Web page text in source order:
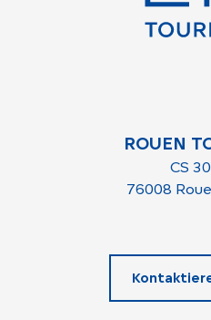
ROUEN
CS
76008